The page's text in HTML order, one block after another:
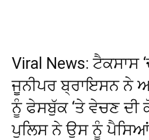
Viral News: ਟੈਕਸਾਸ
ਜੂਨੀਪਰ ਬ੍ਰਾਇਸਨ ਨੇ
ਨੂੰ ਫੇਸਬੁੱਕ ‘ਤੇ ਵੇਚਣ ਦੀ
ਪੁਲਿਸ ਨੇ ਉਸ ਨੂੰ